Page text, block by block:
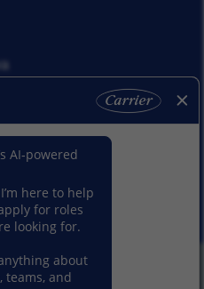
derechos reservados.